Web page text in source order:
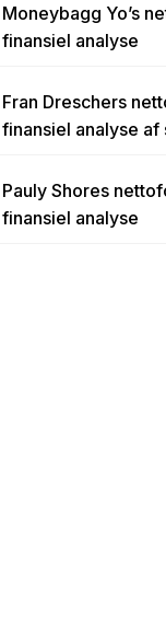
Moneybagg Yo’s
finansiel analyse
Fran Dreschers
finansiel analyse af
dollars
Pauly Shores
finansiel analyse